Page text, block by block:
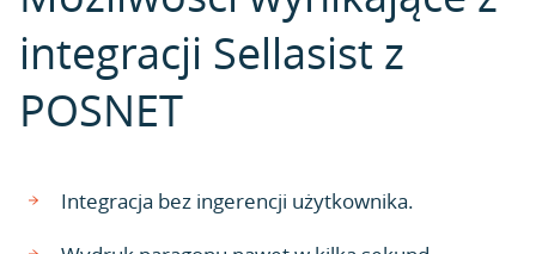
integracji Sellasist z
POSNET
Integracja bez ingerencji użytkownika.